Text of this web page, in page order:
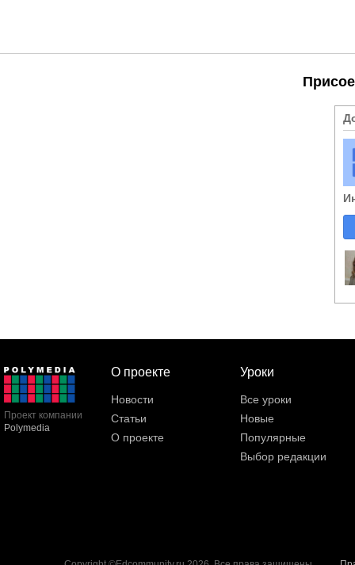
Проект компании
Polymedia
О проекте
Новости
Статьи
О проекте
Уроки
Все уроки
Новые
Популярные
Выбор редакции